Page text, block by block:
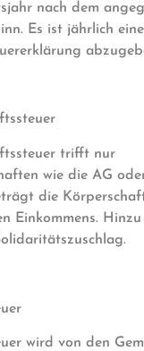
nach dem
Es ist jährlich eine
trifft nur
wie die AG
die
Einkommens.
wird von den